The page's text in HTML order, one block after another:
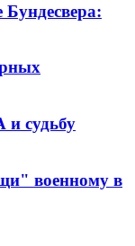
судьбу
военному в